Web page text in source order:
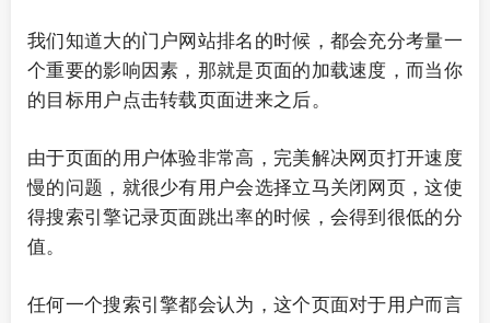
我们知道大的门户网站排名的时候，都会充分考量一
个重要的影响因素，那就是页面的加载速度，而当你
的目标用户点击转载页面进来之后。
由于页面的用户体验非常高，完美解决网页打开速度
慢的问题，就很少有用户会选择立马关闭网页，这使
得搜索引擎记录页面跳出率的时候，会得到很低的分
值。
任何一个搜索引擎都会认为，这个页面对于用户而言